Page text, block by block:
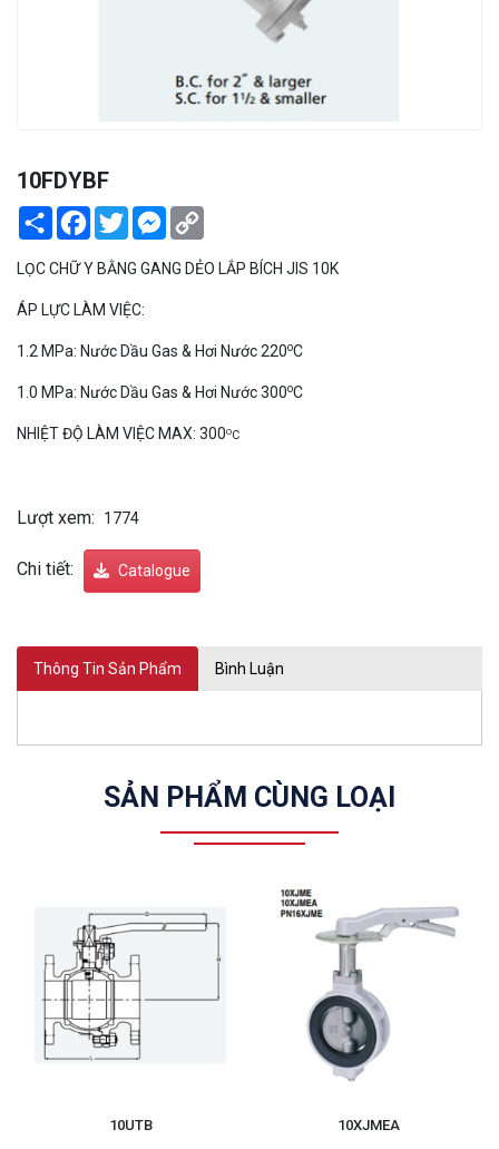
10FDYBF
Share Facebook
TwitterMessenger
LỌC CHỮ Y BẰNG GANG DẺO LẮP BÍCH JIS 10K
ÁP LỰC LÀM VIỆC:
1.2 MPa: Nước Dầu Gas & Hơi Nước 220oC
1.0 MPa: Nước Dầu Gas & Hơi Nước 300oC
NHIỆT ĐỘ LÀM VIỆC MAX: 300OC
Lượt xem: 1774
Chi tiết: Catalogue
Thông Tin Sản Phẩm Bình Luận
SẢN PHẨM CÙNG LOẠI
10UTB 10XJMEA